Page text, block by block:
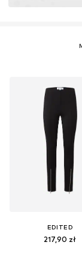
EDITED
217,90 zł